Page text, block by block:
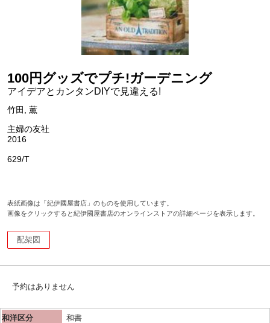
100円グッズでプチ!ガーデニング
アイデアとカンタンDIYで見違える!
竹田, 薫
主婦の友社
2016
629/T
表紙画像は「紀伊國屋書店」のものを使用しています。
画像をクリックすると紀伊國屋書店のオンラインストアの詳細ページを表示します。
配架図
予約はありません
和洋区分 和書